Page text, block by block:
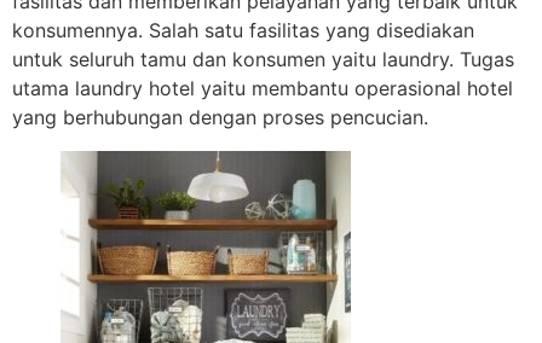
konsumennya. Salah satu fasilitas yang disediakan
untuk seluruh tamu dan konsumen yaitu laundry. Tugas
utama laundry hotel yaitu membantu operasional hotel
yang berhubungan dengan proses pencucian.